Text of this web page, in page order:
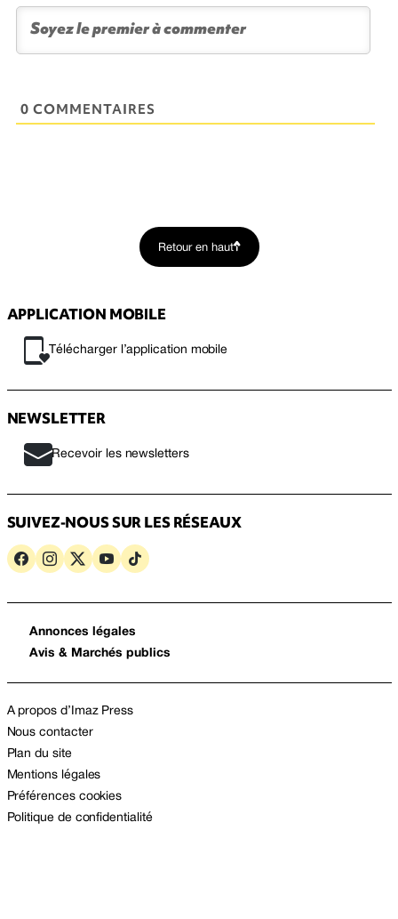
0 COMMENTAIRES
Retour en haut
APPLICATION MOBILE
Télécharger l’application mobile
NEWSLETTER
Recevoir les newsletters
SUIVEZ-NOUS SUR LES RÉSEAUX
Annonces légales
Avis & Marchés publics
A propos d’Imaz Press
Nous contacter
Plan du site
Mentions légales
Préférences cookies
Politique de confidentialité